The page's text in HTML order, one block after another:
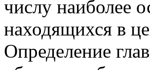
числу наиболее
находящихся в
Определение